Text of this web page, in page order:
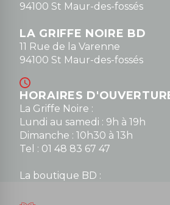
94100 St Maur-des-fossés
LA GRIFFE NOIRE BD
11 Rue de la Varenne
94100 St Maur-des-fossés
HORAIRES
La Griffe Noire :
Lundi au samedi : 9h à 19h
Dimanche : 10h30 à 13h
Tel : 01 48 83 67 47
La boutique BD :
Mardi au samedi : 10h à 13h / 14h